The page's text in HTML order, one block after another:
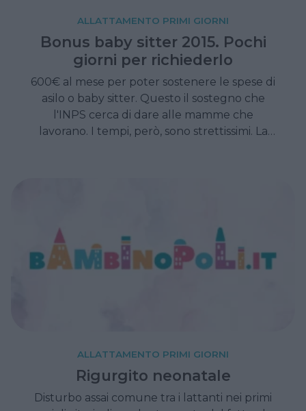
ALLATTAMENTO PRIMI GIORNI
Bonus baby sitter 2015. Pochi
giorni per richiederlo
600€ al mese per poter sostenere le spese di
asilo o baby sitter. Questo il sostegno che
l'INPS cerca di dare alle mamme che
lavorano. I tempi, però, sono strettissimi. La
ALLATTAMENTO PRIMI GIORNI
Rigurgito neonatale
Disturbo assai comune tra i lattanti nei primi